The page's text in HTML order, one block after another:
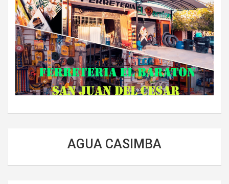
AGUA CASIMBA